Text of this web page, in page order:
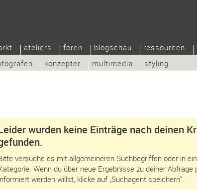
konzepter multimedia styling
ateliers foren blogschau ressourcen
wurden keine Einträge nach deinen
versuche es mit allgemeineren Suchbegriffen oder in
Wenn du über neue Ergebnisse zu deiner Abfrage
werden willst, klicke auf „Suchagent speichern“.